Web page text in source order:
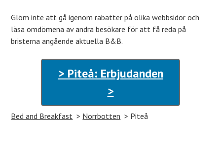
Glöm inte att gå igenom rabatter på olika webbsidor och
läsa omdömena av andra besökare för att få reda på
bristerna angående aktuella B&B.
> Piteå: Erbjudanden
>
Bed and Breakfast Norrbotten Piteå